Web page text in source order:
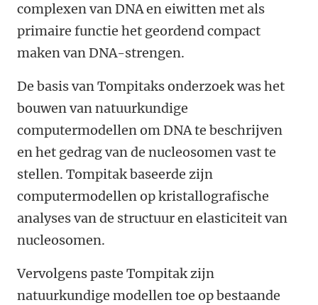
complexen van DNA en eiwitten met als
primaire functie het geordend compact
maken van DNA-strengen.
De basis van Tompitaks onderzoek was het
bouwen van natuurkundige
computermodellen om DNA te beschrijven
en het gedrag van de nucleosomen vast te
stellen. Tompitak baseerde zijn
computermodellen op kristallografische
analyses van de structuur en elasticiteit van
nucleosomen.
Vervolgens paste Tompitak zijn
natuurkundige modellen toe op bestaande